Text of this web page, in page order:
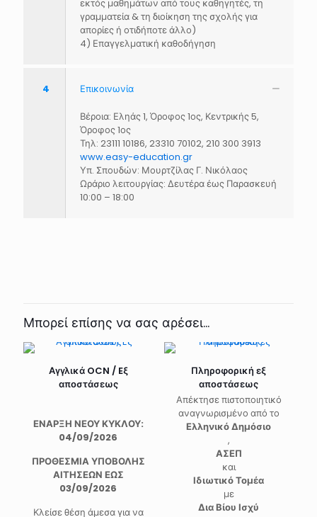
εκτός μαθημάτων από τους καθηγητές, τη
γραμματεία & τη διοίκηση της σχολής για
απορίες ή οτιδήποτε άλλο)
4) Επαγγελματική καθοδήγηση
4 Επικοινωνία
Βέροια: Εληάς 1, Όροφος 1ος, Κεντρικής 5,
Όροφος 1ος
Τηλ: 23111 10186, 23310 70102, 210 300 3913
www.easy-education.gr
Υπ. Σπουδών: Μουρτζίλας Γ. Νικόλαος
Ωράριο λειτουργίας: Δευτέρα έως Παρασκευή
10:00 – 18:00
Μπορεί επίσης να σας αρέσει…
Αγγλικά OCN / Eξ
αποστάσεως
ΕΝΑΡΞΗ ΝΕΟΥ ΚΥΚΛΟΥ:
04/09/2026
ΠΡΟΘΕΣΜΙΑ ΥΠΟΒΟΛΗΣ
ΑΙΤΗΣΕΩΝ ΕΩΣ
03/09/2026
Κλείσε θέση άμεσα για να
Πληροφορική εξ
αποστάσεως
Απέκτησε πιστοποιητικό
αναγνωρισμένο από το
Ελληνικό Δημόσιο
,
ΑΣΕΠ
και
Ιδιωτικό Τομέα
με
Δια Βίου Ισχύ